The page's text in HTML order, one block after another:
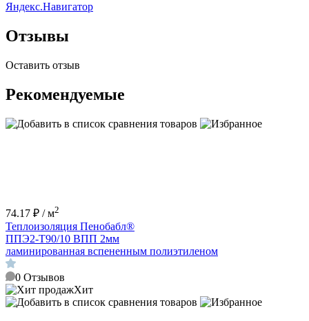
Яндекс.Навигатор
Отзывы
Оставить отзыв
Рекомендуемые
74.17 ₽ / м2
Теплоизоляция Пенобабл®
ППЭ2-Т90/10 ВПП 2мм
ламинированная вспененным полиэтиленом
0 Отзывов
Хит